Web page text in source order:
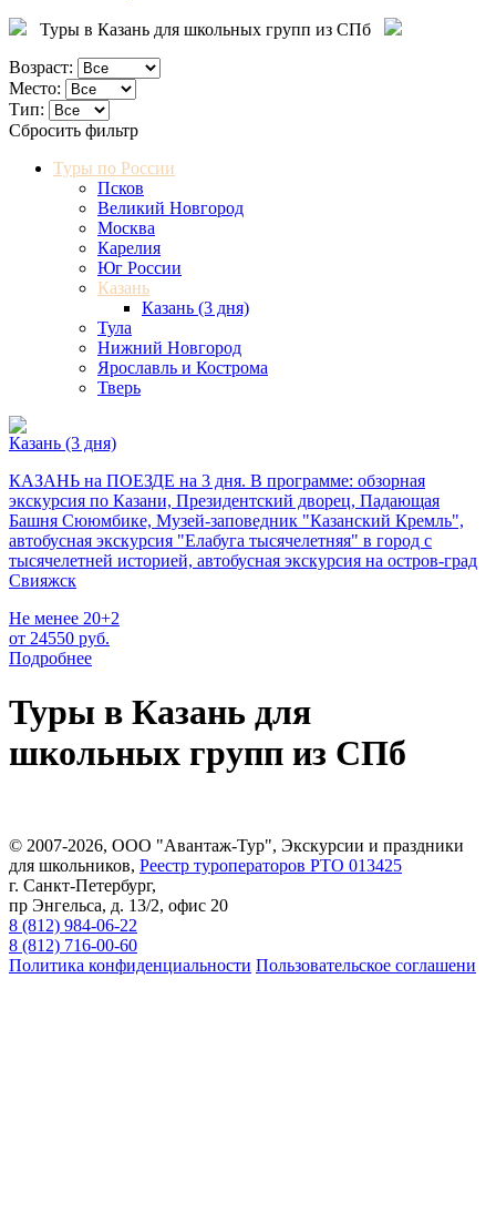
Туры в Казань для школьных групп из СПб
Возраст:
Место:
Тип:
Сбросить фильтр
Туры по России
Псков
Великий Новгород
Москва
Карелия
Юг России
Казань
Казань (3 дня)
Тула
Нижний Новгород
Ярославль и Кострома
Тверь
Казань (3 дня)
КАЗАНЬ на ПОЕЗДЕ на 3 дня. В программе: обзорная
экскурсия по Казани, Президентский дворец, Падающая
Башня Сююмбике, Музей-заповедник "Казанский Кремль",
автобусная экскурсия "Елабуга тысячелетняя" в город с
тысячелетней историей, автобусная экскурсия на остров-град
Свияжск
Не менее 20+2
от 24550 руб.
Подробнее
Туры в Казань для
школьных групп из СПб
© 2007-2026, ООО "Авантаж-Тур", Экскурсии и праздники
для школьников, Реестр туроператоров РТО 013425
г. Санкт-Петербург,
пр Энгельса, д. 13/2, офис 20
8 (812) 984-06-22
8 (812) 716-00-60
Политика конфиденциальности Пользовательское соглашени